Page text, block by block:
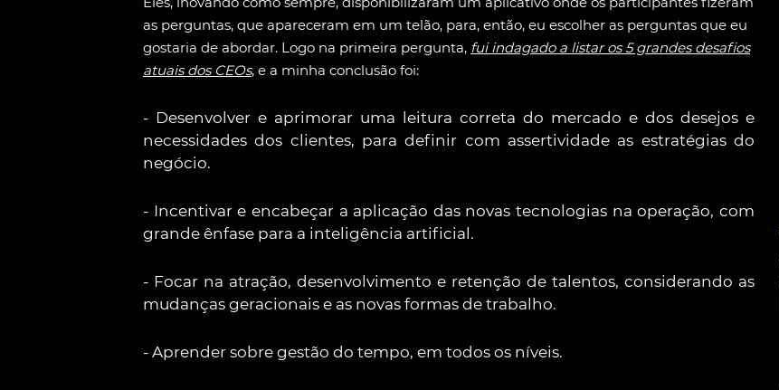
as perguntas, que apareceram em um telão, para, então, eu escolher as perguntas que eu
gostaria de abordar. Logo na primeira pergunta, fui indagado a listar os 5 grandes desafios
atuais dos CEOs, e a minha conclusão foi:
- Desenvolver e aprimorar uma leitura correta do mercado e dos desejos e
necessidades dos clientes, para definir com assertividade as estratégias do
negócio.
- Incentivar e encabeçar a aplicação das novas tecnologias na operação, com
grande ênfase para a inteligência artificial.
- Focar na atração, desenvolvimento e retenção de talentos, considerando as
mudanças geracionais e as novas formas de trabalho.
- Aprender sobre gestão do tempo, em todos os níveis.